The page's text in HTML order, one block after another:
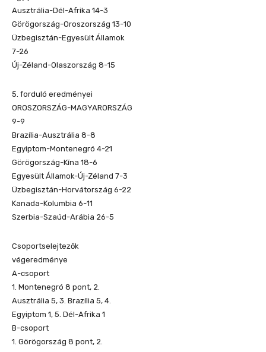
Ausztrália-Dél-Afrika 14-3
Görögország-Oroszország 13-10
Üzbegisztán-Egyesült Államok
7-26
Új-Zéland-Olaszország 8-15
5. forduló eredményei
OROSZORSZÁG-MAGYARORSZÁG
9-9
Brazília-Ausztrália 8-8
Egyiptom-Montenegró 4-21
Görögország-Kína 18-6
Egyesült Államok-Új-Zéland 7-3
Üzbegisztán-Horvátország 6-22
Kanada-Kolumbia 6-11
Szerbia-Szaúd-Arábia 26-5
Csoportselejtezők
végeredménye
A-csoport
1. Montenegró 8 pont, 2.
Ausztrália 5, 3. Brazília 5, 4.
Egyiptom 1, 5. Dél-Afrika 1
B-csoport
1. Görögország 8 pont, 2.